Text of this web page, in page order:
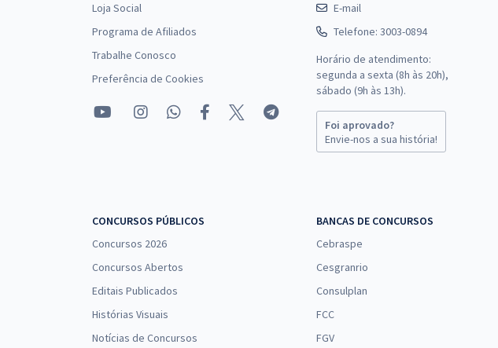
Loja Social
Programa de Afiliados
Trabalhe Conosco
Preferência de Cookies
E-mail
Telefone: 3003-0894
Horário de atendimento:
segunda a sexta (8h às 20h),
sábado (9h às 13h).
Foi aprovado?
Envie-nos a sua história!
CONCURSOS PÚBLICOS
Concursos 2026
Concursos Abertos
Editais Publicados
Histórias Visuais
Notícias de Concursos
BANCAS DE CONCURSOS
Cebraspe
Cesgranrio
Consulplan
FCC
FGV